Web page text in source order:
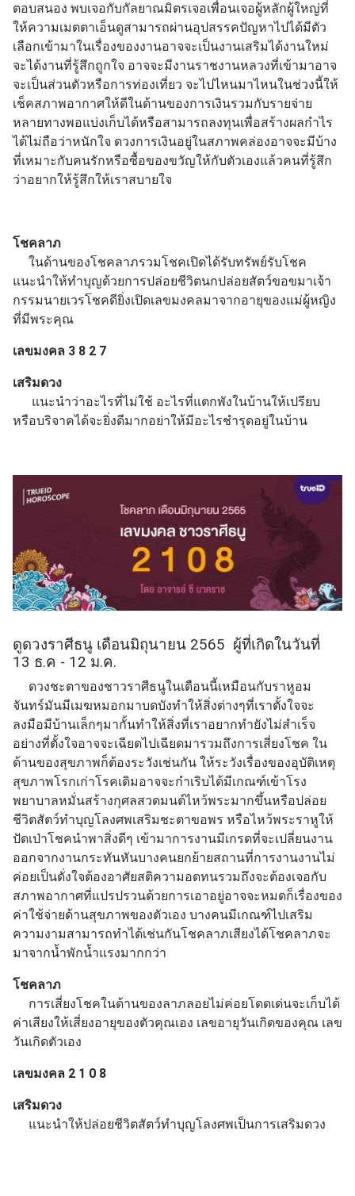
ตอบสนอง พบเจอกับกัลยาณมิตรเจอเพื่อนเจอผู้หลักผู้ใหญ่ที่
ให้ความเมตตาเอ็นดูสามารถผ่านอุปสรรคปัญหาไปได้มีตัว
เลือกเข้ามาในเรื่องของงานอาจจะเป็นงานเสริมได้งานใหม่
จะได้งานที่รู้สึกถูกใจ อาจจะมีงานราชงานหลวงที่เข้ามาอาจ
จะเป็นส่วนตัวหรือการท่องเที่ยว จะไปไหนมาไหนในช่วงนี้ให้
เช็คสภาพอากาศให้ดีในด้านของการเงินรวมกับรายจ่าย
หลายทางพอแบ่งเก็บได้หรือสามารถลงทุนเพื่อสร้างผลกำไร
ได้ไม่ถือว่าหนักใจ ดวงการเงินอยู่ในสภาพคล่องอาจจะมีบ้าง
ที่เหมาะกับคนรักหรือซื้อของขวัญให้กับตัวเองแล้วคนที่รู้สึก
ว่าอยากให้รู้สึกให้เราสบายใจ
โชคลาภ
ในด้านของโชคลาภรวมโชคเปิดได้รับทรัพย์รับโชค
แนะนำให้ทำบุญด้วยการปล่อยชีวิตนกปล่อยสัตว์ขอขมาเจ้า
กรรมนายเวรโชคดียิ่งเปิดเลขมงคลมาจากอายุของแม่ผู้หญิง
ที่มีพระคุณ
เลขมงคล 3 8 2 7
เสริมดวง
แนะนำว่าอะไรที่ไม่ใช้ อะไรที่แตกพังในบ้านให้เปรียบ
หรือบริจาคได้จะยิ่งดีมากอย่าให้มีอะไรชำรุดอยู่ในบ้าน
ดูดวงราศีธนู เดือนมิถุนายน 2565 ผู้ที่เกิดในวันที่
13 ธ.ค - 12 ม.ค.
ดวงชะตาของชาวราศีธนูในเดือนนี้เหมือนกับราหูอม
จันทร์มันมีเมฆหมอกมาบดบังทำให้สิ่งต่างๆที่เราตั้งใจจะ
ลงมือมีบ้านเล็กๆมากั้นทำให้สิ่งที่เราอยากทำยังไม่สำเร็จ
อย่างที่ตั้งใจอาจจะเฉียดไปเฉียดมารวมถึงการเสี่ยงโชค ใน
ด้านของสุขภาพก็ต้องระวังเช่นกัน ให้ระวังเรื่องของอุบัติเหตุ
สุขภาพโรกเก่าโรคเดิมอาจจะกำเริบได้มีเกณฑ์เข้าโรง
พยาบาลหมั่นสร้างกุศลสวดมนต์ไหว้พระมากขึ้นหรือปล่อย
ชีวิตสัตว์ทำบุญโลงศพเสริมชะตาขอพร หรือไหว้พระราหูให้
ปัดเป่าโชคนำพาสิ่งดีๆ เข้ามาการงานมีเกรดที่จะเปลี่ยนงาน
ออกจากงานกระทันหันบางคนยกย้ายสถานที่การงานงานไม่
ค่อยเป็นดั่งใจต้องอาศัยสติความอดทนรวมถึงจะต้องเจอกับ
สภาพอากาศที่แปรปรวนด้วยการเอาอยู่อาจจะหมดก็เรื่องของ
ค่าใช้จ่ายด้านสุขภาพของตัวเอง บางคนมีเกณฑ์ไปเสริม
ความงามสามารถทำได้เช่นกันโชคลาภเสียงได้โชคลาภจะ
มาจากน้ำพักน้ำแรงมากกว่า
โชคลาภ
การเสี่ยงโชคในด้านของลาภลอยไม่ค่อยโดดเด่นจะเก็บได้
ค่าเสียงให้เสี่ยงอายุของตัวคุณเอง เลขอายุวันเกิดของคุณ เลข
วันเกิดตัวเอง
เลขมงคล 2 1 0 8
เสริมดวง
แนะนำให้ปล่อยชีวิตสัตว์ทำบุญโลงศพเป็นการเสริมดวง